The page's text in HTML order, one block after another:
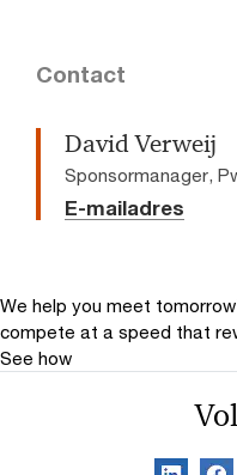
Contact
David Verweij
Sponsormanager,
E-mailadres
We help you meet
compete at a speed that
See how